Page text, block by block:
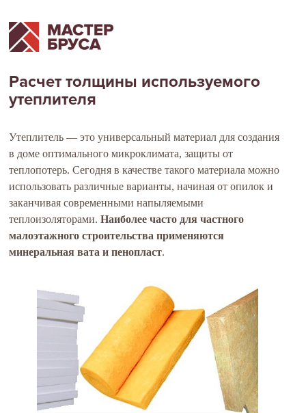
Расчет толщины используемого
утеплителя
Утеплитель — это универсальный материал для создания
в доме оптимального микроклимата, защиты от
теплопотерь. Сегодня в качестве такого материала можно
использовать различные варианты, начиная от опилок и
заканчивая современными напыляемыми
теплоизоляторами.Наиболее часто для частного
малоэтажного строительства применяются
минеральная вата и пенопласт.